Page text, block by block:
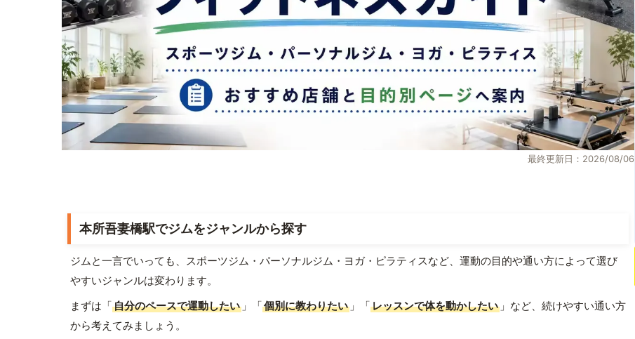
最終更新日：2026/08/06
本所吾妻橋駅でジムをジャンルから探す
ジムと一言でいっても、スポーツジム・パーソナルジム・ヨガ・ピラティスなど、運動の目的や通い方によって選び
やすいジャンルは変わります。
まずは「自分のペースで運動したい 」「個別に教わりたい 」「レッスンで体を動かしたい 」など、続けやすい通い方
から考えてみましょう。